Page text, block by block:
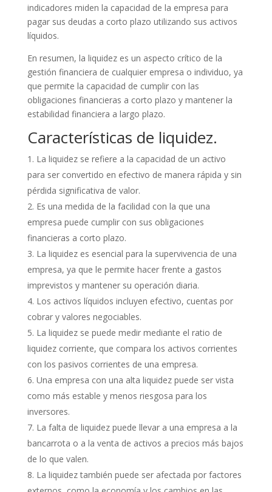
indicadores miden la capacidad de la empresa para
pagar sus deudas a corto plazo utilizando sus activos
líquidos.
En resumen, la liquidez es un aspecto crítico de la
gestión financiera de cualquier empresa o individuo, ya
que permite la capacidad de cumplir con las
obligaciones financieras a corto plazo y mantener la
estabilidad financiera a largo plazo.
Características de liquidez.
La liquidez se refiere a la capacidad de un activo
para ser convertido en efectivo de manera rápida y sin
pérdida significativa de valor.
Es una medida de la facilidad con la que una
empresa puede cumplir con sus obligaciones
financieras a corto plazo.
La liquidez es esencial para la supervivencia de una
empresa, ya que le permite hacer frente a gastos
imprevistos y mantener su operación diaria.
Los activos líquidos incluyen efectivo, cuentas por
cobrar y valores negociables.
La liquidez se puede medir mediante el ratio de
liquidez corriente, que compara los activos corrientes
con los pasivos corrientes de una empresa.
Una empresa con una alta liquidez puede ser vista
como más estable y menos riesgosa para los
inversores.
La falta de liquidez puede llevar a una empresa a la
bancarrota o a la venta de activos a precios más bajos
de lo que valen.
La liquidez también puede ser afectada por factores